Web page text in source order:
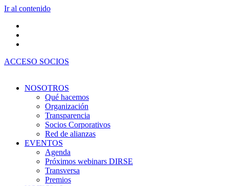
Ir al contenido
ACCESO SOCIOS
NOSOTROS
Qué hacemos
Organización
Transparencia
Socios Corporativos
Red de alianzas
EVENTOS
Agenda
Próximos webinars DIRSE
Transversa
Premios